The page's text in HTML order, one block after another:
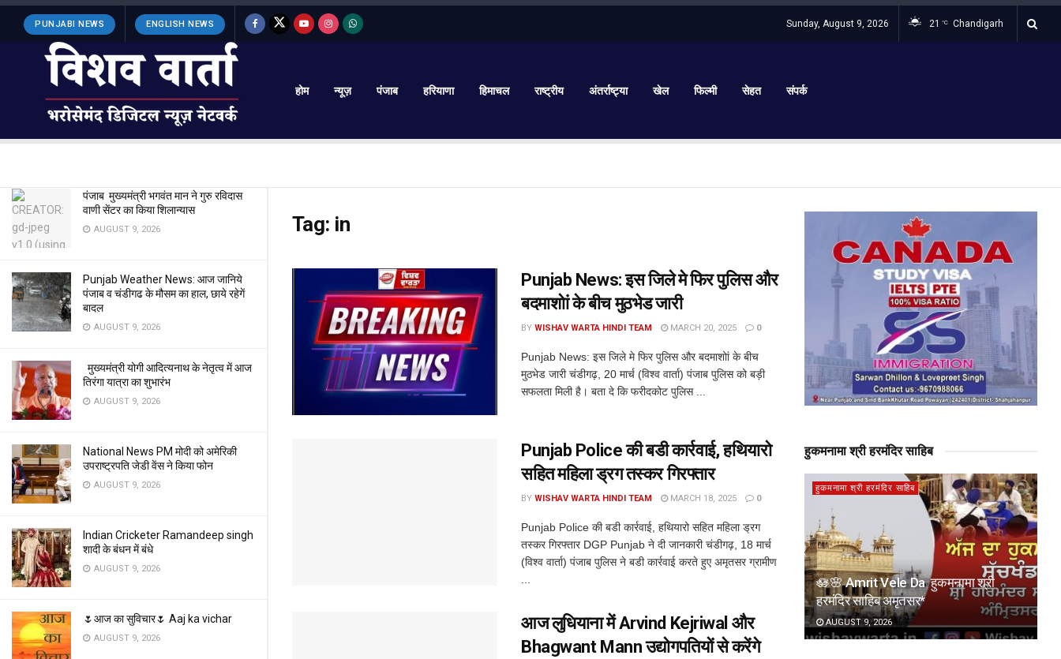
LATEST TRENDING Filter
Haryana मंत्रिमंडल की बैठक मुख्यमंत्री नायब
सिंह सैनी की अध्यक्षता मे इस तारिख को
पंजाब मुख्यमंत्री भगवंत मान ने गुरु रविदास
वाणी सेंटर का किया शिलान्यास
AUGUST 9, 2026
Punjab Weather News: आज जानिये
पंजाब व चंडीगढ के मौसम का हाल, छाये रहेगें
बादल
AUGUST 9, 2026
मुख्यमंत्री योगी आदित्यनाथ के नेतृत्व में आज
तिरंगा यात्रा का शुभारंभ
AUGUST 9, 2026
National News PM मोदी को अमेरिकी
उपराष्ट्रपति जेडी वेंस ने किया फोन
AUGUST 9, 2026
Indian Cricketer Ramandeep singh
शादी के बंधन में बंधे
AUGUST 9, 2026
🌷आज का सुविचार🌷 Aaj ka vichar
AUGUST 9, 2026
PUNJABI NEWS ENGLISH NEWS Sunday, August 9, 2026 21 °C Chandigarh
होम न्यूज़ पंजाब हरियाणा हिमाचल राष्ट्रीय अंतर्राष्ट्या खेल फिल्मी सेहत संपर्क
Tag: in
Punjab News: इस जिले मे फिर पुलिस और
बदमाशोां के बीच मुठभेड जारी
BY WISHAV WARTA HINDI TEAM MARCH 20, 2025 0
Punjab News: इस जिले मे फिर पुलिस और बदमाशोां के बीच
मुठभेड जारी चंडीगढ़, 20 मार्च (विश्व वार्ता) पंजाब पुलिस को बड़ी
सफलता मिली है। बता दे कि फरीदकोट पुलिस ...
Punjab Police की बडी कार्रवाई, हथियारो
सहित महिला ड्रग तस्कर गिरफ्तार
BY WISHAV WARTA HINDI TEAM MARCH 18, 2025 0
Punjab Police की बडी कार्रवाई, हथियारो सहित महिला ड्रग
तस्कर गिरफ्तार DGP Punjab ने दी जानकारी चंडीगढ़, 18 मार्च
(विश्व वार्ता) पंजाब पुलिस ने बडी कार्रवाई करते हुए अमृतसर ग्रामीण
आज लुधियाना में Arvind Kejriwal और
Bhagwant Mann उद्योगपतियों से करेंगे
हुकमनामा श्री हरमंदिर साहिब
हुकमनामा श्री हरमंदिर साहिब
🪷🌸 Amrit Vele Da हुकमनामा श्री
हरमंदिर साहिब अमृतसर*
AUGUST 9, 2026